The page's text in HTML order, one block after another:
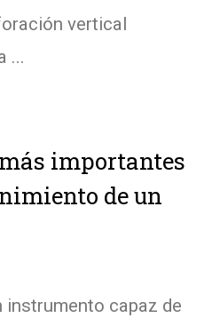
vertical
...
importantes
de un
instrumento capaz de